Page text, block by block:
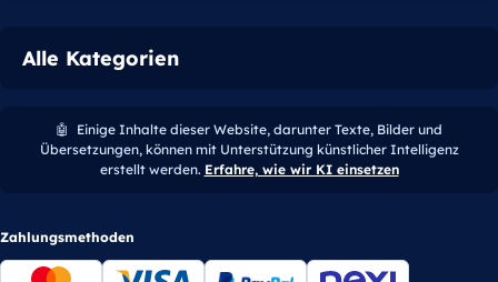
Alle Kategorien
🤖
Einige Inhalte dieser Website, darunter Texte, Bilder und
Übersetzungen, können mit Unterstützung künstlicher Intelligenz
erstellt werden. Erfahre, wie wir KI einsetzen
Zahlungsmethoden